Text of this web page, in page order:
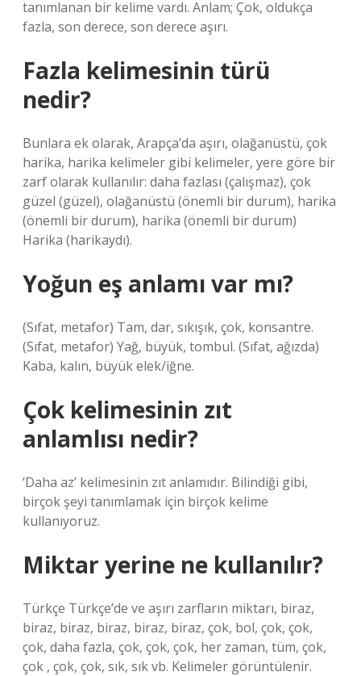
tanımlanan bir kelime vardı. Anlam; Çok, oldukça
fazla, son derece, son derece aşırı.
Fazla kelimesinin türü
nedir?
Bunlara ek olarak, Arapça’da aşırı, olağanüstü, çok
harika, harika kelimeler gibi kelimeler, yere göre bir
zarf olarak kullanılır: daha fazlası (çalışmaz), çok
güzel (güzel), olağanüstü (önemli bir durum), harika
(önemli bir durum), harika (önemli bir durum)
Harika (harikaydı).
Yoğun eş anlamı var mı?
(Sıfat, metafor) Tam, dar, sıkışık, çok, konsantre.
(Sıfat, metafor) Yağ, büyük, tombul. (Sıfat, ağızda)
Kaba, kalın, büyük elek/iğne.
Çok kelimesinin zıt
anlamlısı nedir?
‘Daha az’ kelimesinin zıt anlamıdır. Bilindiği gibi,
birçok şeyi tanımlamak için birçok kelime
kullanıyoruz.
Miktar yerine ne kullanılır?
Türkçe Türkçe’de ve aşırı zarfların miktarı, biraz,
biraz, biraz, biraz, biraz, biraz, çok, bol, çok, çok,
çok, daha fazla, çok, çok, çok, her zaman, tüm, çok,
çok , çok, çok, sık, sık vb. Kelimeler görüntülenir.